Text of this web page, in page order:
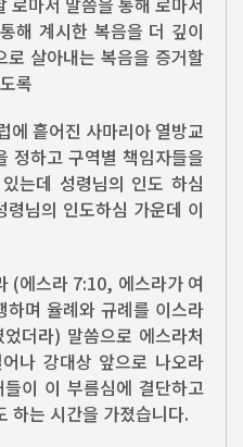
해 계시한 복음을 더 깊이
살아내는 복음을 증거할
록
에 흩어진 사마리아 열방교
정하고 구역별 책임자들을
는데 성령님의 인도 하심
님의 인도하심 가운데 이
(에스라 7:10, 에스라가 여
며 율례와 규례를 이스라
더라) 말씀으로 에스라처
나 강대상 앞으로 나오라
이 이 부름심에 결단하고
하는 시간을 가졌습니다.